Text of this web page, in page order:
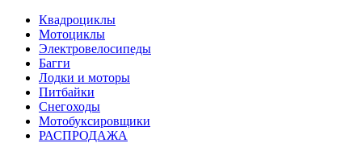
Квадроциклы
Мотоциклы
Электровелосипеды
Багги
Лодки и моторы
Питбайки
Снегоходы
Мотобуксировщики
РАСПРОДАЖА